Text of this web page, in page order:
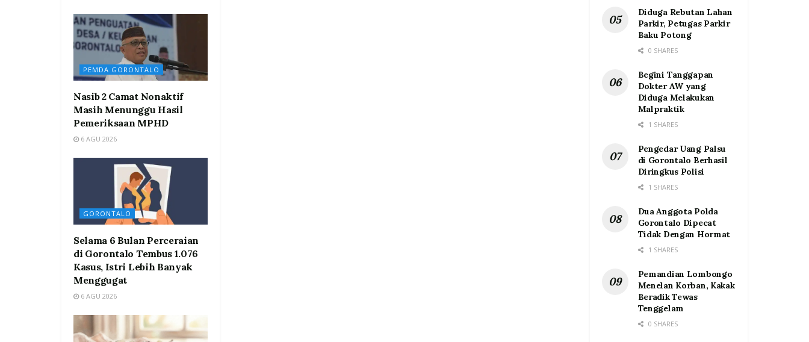
PEMDA GORONTALO
Nasib 2 Camat Nonaktif
Masih Menunggu Hasil
Pemeriksaan MPHD
6 AGU 2026
GORONTALO
Selama 6 Bulan Perceraian
di Gorontalo Tembus 1.076
Kasus, Istri Lebih Banyak
Menggugat
6 AGU 2026
Diduga Rebutan Lahan
Parkir, Petugas Parkir
Baku Potong
0 SHARES
Begini Tanggapan
Dokter AW yang
Diduga Melakukan
Malpraktik
1 SHARES
Pengedar Uang Palsu
di Gorontalo Berhasil
Diringkus Polisi
1 SHARES
Dua Anggota Polda
Gorontalo Dipecat
Tidak Dengan Hormat
1 SHARES
Pemandian Lombongo
Menelan Korban, Kakak
Beradik Tewas
Tenggelam
0 SHARES